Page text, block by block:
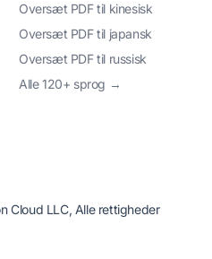
Oversæt PDF til kinesisk
Oversæt PDF til japansk
Oversæt PDF til russisk
Alle 120+ sprog →
Cloud LLC, Alle rettigheder